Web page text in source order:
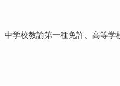
中学校教諭第一種免許、高等学